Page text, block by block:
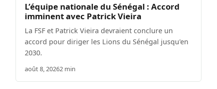
L’équipe nationale du Sénégal : Accord
imminent avec Patrick Vieira
La FSF et Patrick Vieira devraient conclure un
accord pour diriger les Lions du Sénégal jusqu'en
2030.
août 8, 20262 min